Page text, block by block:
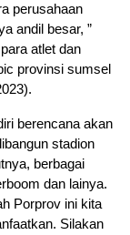
perusahaan
andil besar, ”
atlet dan
provinsi sumsel
berencana akan
stadion
berbagai
dan lainya.
Porprov ini kita
Silakan